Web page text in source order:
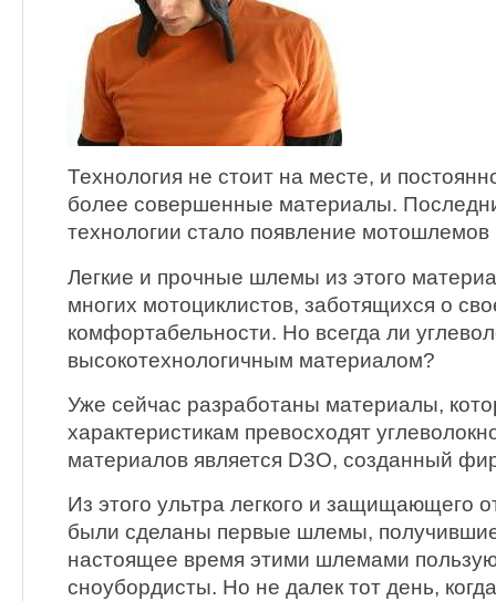
Технология не стоит на месте, и
более совершенные материалы.
технологии стало появление мотошлемов
Легкие и прочные шлемы из этого
многих мотоциклистов, заботящихся о
комфортабельности. Но всегда ли
высокотехнологичным материалом?
Уже сейчас разработаны материалы,
характеристикам превосходят
материалов является D3O, созданный
Из этого ультра легкого и защищающего
были сделаны первые шлемы,
настоящее время этими шлемами
сноубордисты. Но не далек тот день,